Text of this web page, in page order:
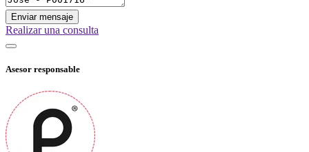
Enviar mensaje
Realizar una consulta
Asesor responsable